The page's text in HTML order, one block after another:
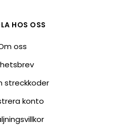
HOS OSS
oss
streckkoder
konto